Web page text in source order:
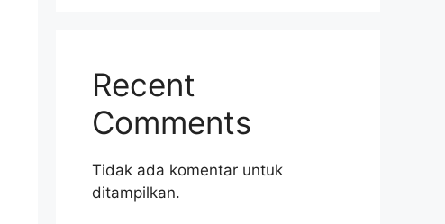
Recent
Comments
Tidak ada komentar untuk
ditampilkan.